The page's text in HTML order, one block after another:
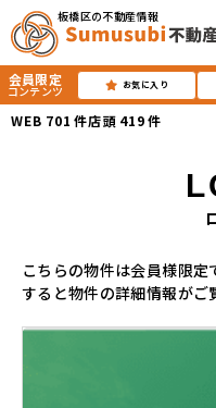
板橋区の不動産情報
会員限定
コンテンツ お気に入り
WEB 701 件店頭 419 件
こちらの物件は会員様限
すると物件の詳細情報がご